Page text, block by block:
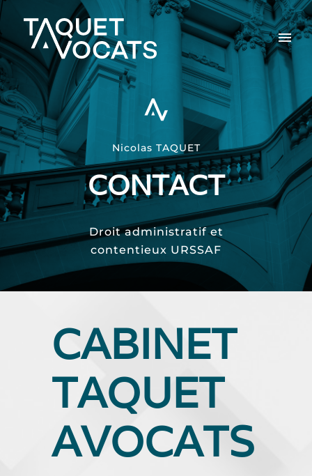
Nicolas TAQUET
CONTACT
Droit administratif et
contentieux URSSAF
CABINET
TAQUET
AVOCATS